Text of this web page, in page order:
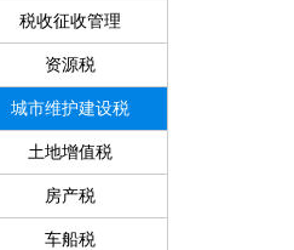
税收征收管理
资源税
城市维护建设税
土地增值税
房产税
车船税